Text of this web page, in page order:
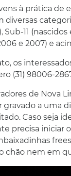
à prática de
diversas
11
e 2007) e
os
(31) 98006-
de Nova
gravado a uma
Caso seja
precisa iniciar
chão nem em